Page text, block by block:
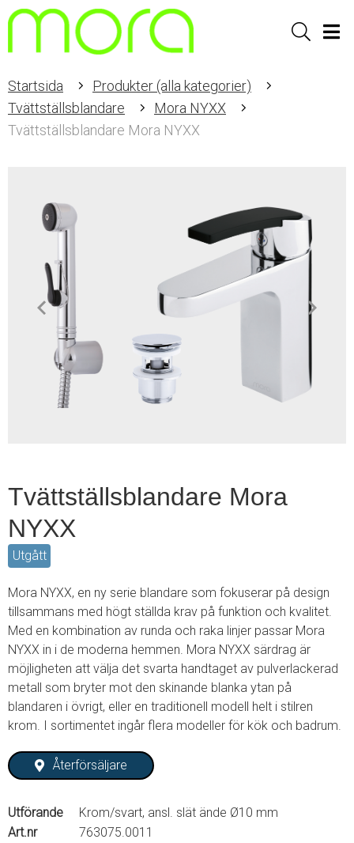
Sök
Startsida
Produkter (alla kategorier)
Tvättställsblandare
Mora NYXX
Tvättställsblandare Mora NYXX
Tvättställsblandare Mora
NYXX
Utgått
Mora NYXX, en ny serie blandare som fokuserar på design
tillsammans med högt ställda krav på funktion och kvalitet.
Med en kombination av runda och raka linjer passar Mora
NYXX in i de moderna hemmen. Mora NYXX särdrag är
möjligheten att välja det svarta handtaget av pulverlackerad
metall som bryter mot den skinande blanka ytan på
blandaren i övrigt, eller en traditionell modell helt i stilren
krom. I sortimentet ingår flera modeller för kök och badrum.
Återförsäljare
Utförande
Krom/svart, ansl. slät ände Ø10 mm
Art.nr
763075.0011